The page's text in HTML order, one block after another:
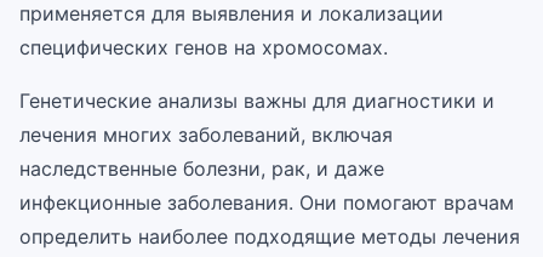
применяется для выявления и локализации
специфических генов на хромосомах.
Генетические анализы важны для диагностики и
лечения многих заболеваний, включая
наследственные болезни, рак, и даже
инфекционные заболевания. Они помогают врачам
определить наиболее подходящие методы лечения